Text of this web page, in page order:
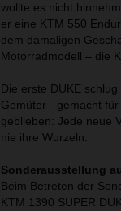
wollte es nicht
er eine KTM 550
dem damaligen
Motorradmodell – die
Die erste DUKE
Gemüter - gemacht
geblieben: Jede neue
nie ihre Wurzeln.
Sonderausstellung
Beim Betreten der
KTM 1390 SUPER